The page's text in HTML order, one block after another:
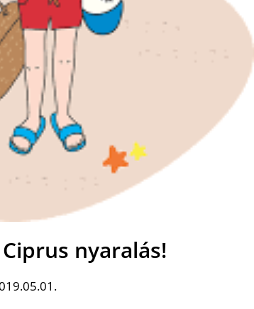
nyaralás!